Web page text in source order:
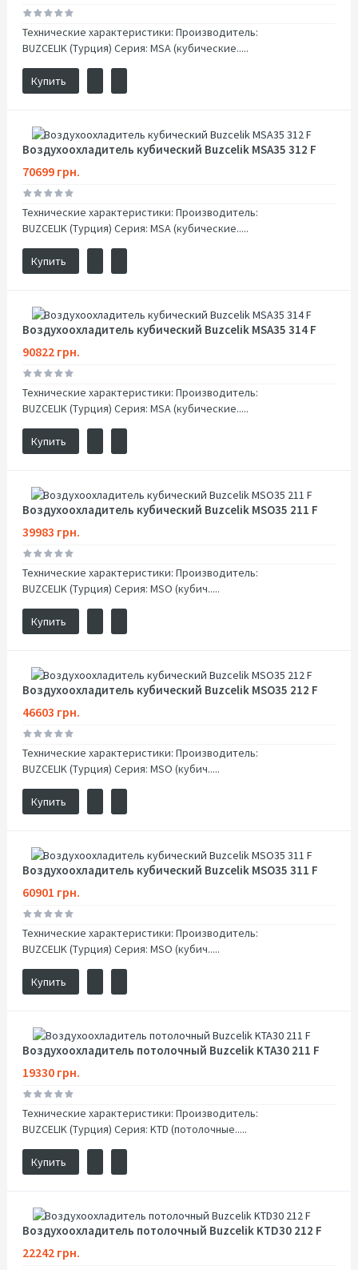
Технические характеристики: Производитель:
BUZCELIK (Турция) Серия: MSA (кубические.....
Купить
Воздухоохладитель кубический Buzcelik MSA35 312 F
70699 грн.
Технические характеристики: Производитель:
BUZCELIK (Турция) Серия: MSA (кубические.....
Купить
Воздухоохладитель кубический Buzcelik MSA35 314 F
90822 грн.
Технические характеристики: Производитель:
BUZCELIK (Турция) Серия: MSA (кубические.....
Купить
Воздухоохладитель кубический Buzcelik MSO35 211 F
39983 грн.
Технические характеристики: Производитель:
BUZCELIK (Турция) Серия: MSO (кубич.....
Купить
Воздухоохладитель кубический Buzcelik MSO35 212 F
46603 грн.
Технические характеристики: Производитель:
BUZCELIK (Турция) Серия: MSO (кубич.....
Купить
Воздухоохладитель кубический Buzcelik MSO35 311 F
60901 грн.
Технические характеристики: Производитель:
BUZCELIK (Турция) Серия: MSO (кубич.....
Купить
Воздухоохладитель потолочный Buzcelik KTA30 211 F
19330 грн.
Технические характеристики: Производитель:
BUZCELIK (Турция) Серия: KTD (потолочные.....
Купить
Воздухоохладитель потолочный Buzcelik KTD30 212 F
22242 грн.